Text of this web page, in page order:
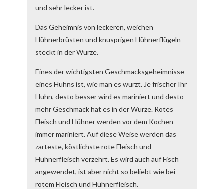
und sehr lecker ist.
Das Geheimnis von leckeren, weichen
Hühnerbrüsten und knusprigen Hühnerflügeln
steckt in der Würze.
Eines der wichtigsten Geschmacksgeheimnisse
eines Huhns ist, wie man es würzt. Je frischer Ihr
Huhn, desto besser wird es mariniert und desto
mehr Geschmack hat es in der Würze. Rotes
Fleisch und Hühner werden vor dem Kochen
immer mariniert. Auf diese Weise werden das
zarteste, köstlichste rote Fleisch und
Hühnerfleisch verzehrt. Es wird auch auf Fisch
angewendet, ist aber nicht so beliebt wie bei
rotem Fleisch und Hühnerfleisch.